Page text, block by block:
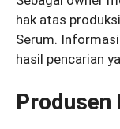
hak atas
Serum.
hasil pencarian
Produsen